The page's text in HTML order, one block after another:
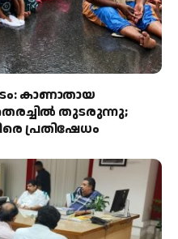
കാണാതായ
തുടരുന്നു;
പ്രതിഷേധം